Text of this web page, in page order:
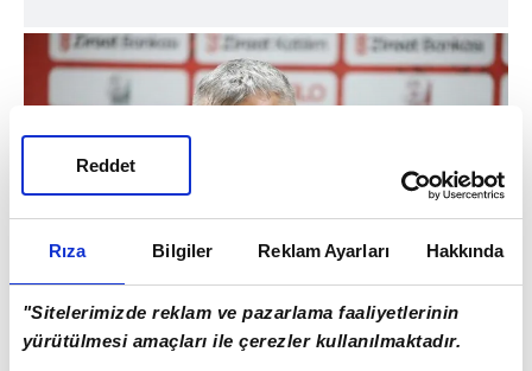
Rıza Bilgiler Reklam Ayarları Hakkında
"Sitelerimizde reklam ve pazarlama faaliyetlerinin
yürütülmesi amaçları ile çerezler kullanılmaktadır.
Reddet